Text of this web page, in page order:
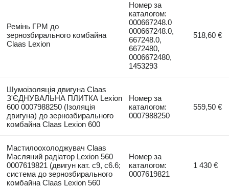
Ремінь ГРМ до
зернозбирального комбайна
Claas Lexion
Номер за
каталогом:
000667248.0
000667248.0,
667248.0,
6672480,
0006672480,
1453293
518,60 €
Шумоізоляція двигуна Claas
З'ЄДНУВАЛЬНА ПЛИТКА Lexion
600 0007988250 (Ізоляція
двигуна) до зернозбирального
комбайна Claas Lexion 600
Номер за
каталогом:
0007988250
559,50 €
Мастилоохолоджувач Claas
Масляний радіатор Lexion 560
0007619821 (двигун кат. c9, c6.6;
система до зернозбирального
комбайна Claas Lexion 560
Номер за
каталогом:
0007619821
1 430 €